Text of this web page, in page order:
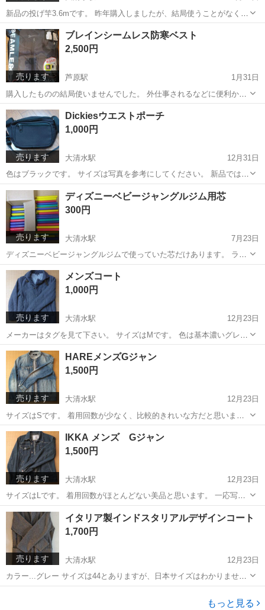
新品の投げ竿3.6mです。 昨年購入しましたが、結局使うことがなくな
り、新しいうちに処分しようと思います。 1本3200円でした。 2本あ
りますので、まとめて購入していただきたいです。 バラですと、1本
1500円です。
愛知 豊橋市 大清水駅 釣り竿
売ります
ブレインシームレス防寒ベスト
2,500円
芦原駅
1月31日
購入したものの結局使いませんでした。 外仕事されるなどに便利かと
思います。 新品です。
愛知 名古屋市 芦原駅 その他
売ります
Dickiesウエストポーチ
1,000円
大清水駅
12月31日
色はブラックです。 サイズは写真を参考にしてください。 新品ではあ
りませんが、1度くらいしか外で使っていないので、とてもきれいで
す。 使っている長財布が入らないため、出品することにしました。
愛知 豊橋市 大清水駅 バッグ Dickies
売ります
ディズニーベビージャングルジム用芯
300円
大清水駅
7月23日
ディズニーベビージャングルジムで使っていた芯だけあります。 ラッ
プの芯みたいな紙製です。 赤、青、黄、緑の4色で、サイズは1本あた
り直径約30mm（内径約24mm）、長さ約280mmです。 ジャングルジ
ム1セット分なの...
愛知 豊橋市 大清水駅
売ります
メンズコート
1,000円
大清水駅
12月23日
メーカーはタグを見て下さい。 サイズはMです。 色は基本濃いグレー
ですが、写真のように細かい他色が混じっています。 襟にベルトが付
いいておしゃれです。 比較的きれいな方だと思います。 一応写真で判
断して下さい。 ...
愛知 豊橋市 コート
売ります
HAREメンズGジャン
1,500円
大清水駅
12月23日
サイズはSです。 着用回数が少なく、比較的きれいな方だと思いま
す。 一応写真で判断して下さい。
愛知 豊橋市
売ります
IKKA メンズ Gジャン
1,500円
大清水駅
12月23日
サイズはLです。 着用回数がほとんどない美品と思います。 一応写真
で判断して下さい。
愛知 豊橋市 大清水駅 ジーンズ/デニム
売ります
イタリア製インドスタリアルデザインコート
1,700円
大清水駅
12月23日
カラー...グレー サイズは44とありますが、日本サイズはわかりません
が、多分Lサイズくらいだと思います。 身長175cm細身の息子が着て
ました。 4年程前に価格ははっきり覚えていませんが、2万円以上しま
もっと見る